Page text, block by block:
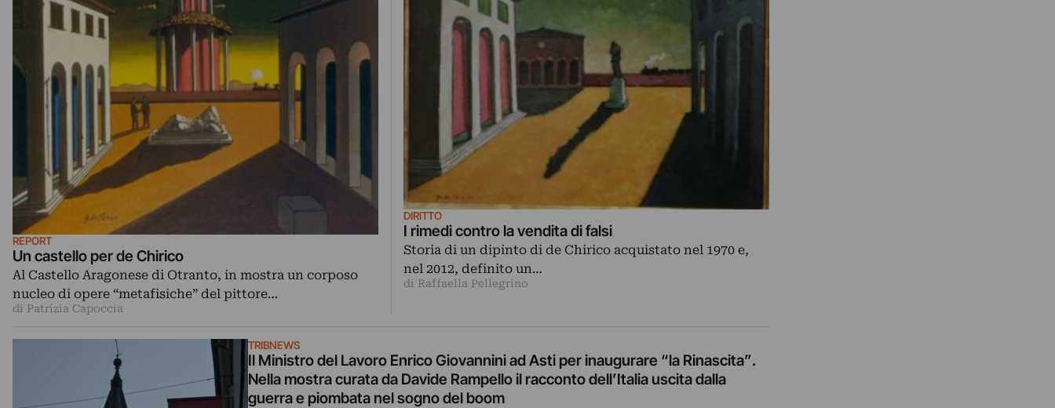
REPORT
Un castello per de Chirico
Al Castello Aragonese di Otranto, in mostra un corposo
nucleo di opere “metafisiche” del pittore…
di Patrizia Capoccia
DIRITTO
I rimedi contro la vendita di falsi
Storia di un dipinto di de Chirico acquistato nel 1970 e,
nel 2012, definito un…
di Raffaella Pellegrino
TRIBNEWS
Il Ministro del Lavoro Enrico Giovannini ad Asti per inaugurare “la Rinascita”.
Nella mostra curata da Davide Rampello il racconto dell’Italia uscita dalla
guerra e piombata nel sogno del boom